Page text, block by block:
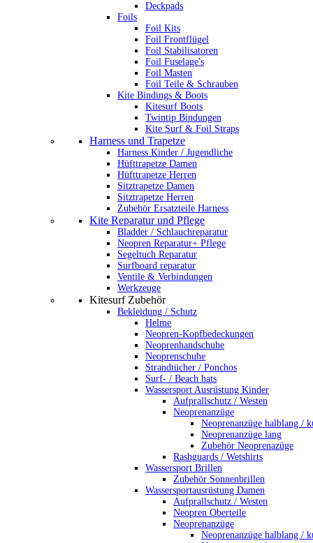
Deckpads
Foils
Foil Kits
Foil Frontflügel
Foil Stabilisatoren
Foil Fuselage's
Foil Masten
Foil Teile & Schrauben
Kite Bindings & Boots
Kitesurf Boots
Twintip Bindungen
Kite Surf & Foil Straps
Harness und Trapetze
Harness Kinder / Jugendliche
Hüfttrapetze Damen
Hüfttrapetze Herren
Sitztrapetze Damen
Sitztrapetze Herren
Zubehör Ersatzteile Harness
Kite Reparatur und Pflege
Bladder / Schlauchreparatur
Neopren Reparatur+ Pflege
Segeltuch Reparatur
Surfboard reparatur
Ventile & Verbindungen
Werkzeuge
Kitesurf Zubehör
Bekleidung / Schutz
Helme
Neopren-Kopfbedeckungen
Neoprenhandschuhe
Neoprenschuhe
Strandtücher / Ponchos
Surf- / Beach hats
Wassersport Ausrüstung Kinder
Aufprallschutz / Westen
Neoprenanzüge
Neoprenanzüge halblang /
Neoprenanzüge lang
Zubehör Neoprenazüge
Rashguards / Wetshirts
Wassersport Brillen
Zubehör Sonnenbrillen
Wassersportausrüstung Damen
Aufprallschutz / Westen
Neopren Oberteile
Neoprenanzüge
Neoprenanzüge halblang /